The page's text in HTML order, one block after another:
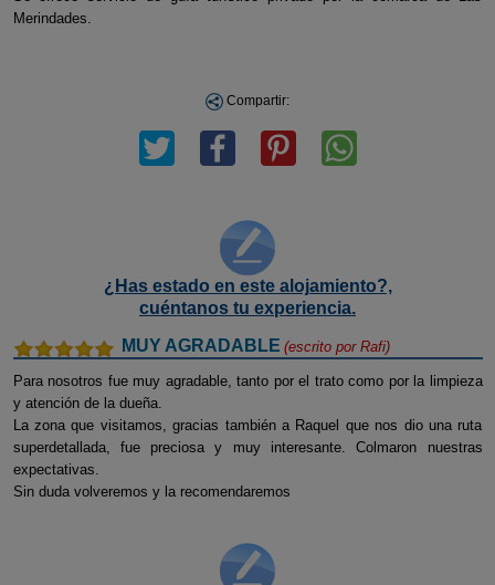
Merindades.
Compartir:
¿Has estado en este alojamiento?,
cuéntanos tu experiencia.
MUY AGRADABLE (escrito por Rafi)
Para nosotros fue muy agradable, tanto por el trato como por la limpieza
y atención de la dueña.
La zona que visitamos, gracias también a Raquel que nos dio una ruta
superdetallada, fue preciosa y muy interesante. Colmaron nuestras
expectativas.
Sin duda volveremos y la recomendaremos